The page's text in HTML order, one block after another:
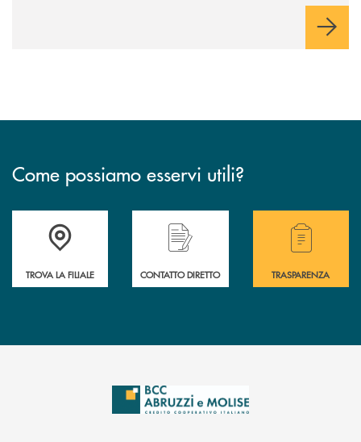
Come possiamo esservi utili?
Accedi all' elenco completo delle filiali .
TROVA LA FILIALE CONTATTO DIRETTO
Hai bisogno di
TRASPARENZA